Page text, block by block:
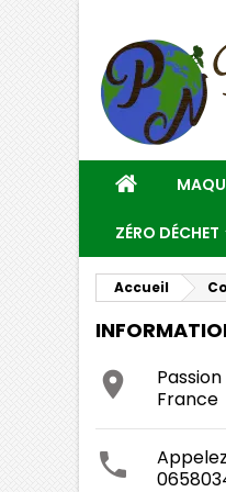
ACCUEIL
ZÉRO DÉCHET
Accueil

France
